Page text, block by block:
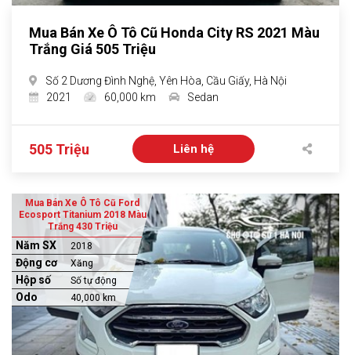
Mua Bán Xe Ô Tô Cũ Honda City RS 2021 Màu
Trắng Giá 505 Triệu
Số 2 Dương Đình Nghệ, Yên Hòa, Cầu Giấy, Hà Nội
2021
60,000 km Sedan
505 Triệu Liên hệ
Mua Bán Xe Ô Tô Cũ Ford
Ecosport Titanium 2018 Màu
Trắng 430 Triệu
Năm SX 2018
Động cơ Xăng
Hộp số Số tự động
Odo 40,000 km